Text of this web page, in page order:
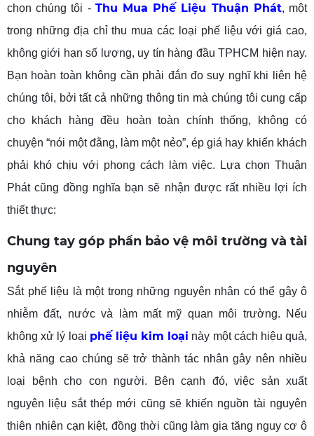
chọn chúng tôi - Thu Mua Phế Liệu Thuận Phát, một
trong những địa chỉ thu mua các loại phế liệu với giá cao,
không giới hạn số lượng, uy tín hàng đầu TPHCM hiện nay.
Bạn hoàn toàn không cần phải đắn đo suy nghĩ khi liên hệ
chúng tôi, bởi tất cả những thông tin mà chúng tôi cung cấp
cho khách hàng đều hoàn toàn chính thống, không có
chuyện “nói một đằng, làm một nẻo”, ép giá hay khiến khách
phải khó chịu với phong cách làm việc. Lựa chọn Thuận
Phát cũng đồng nghĩa bạn sẽ nhận được rất nhiều lợi ích
thiết thực:
Chung tay góp phần bảo vệ môi trường và tài
nguyên
Sắt phế liệu là một trong những nguyên nhân có thể gây ô
nhiễm đất, nước và làm mất mỹ quan môi trường. Nếu
không xử lý loại phế liệu kim loại này một cách hiệu quả,
khả năng cao chúng sẽ trở thành tác nhân gây nên nhiều
loại bệnh cho con người. Bên cạnh đó, việc sản xuất
nguyên liệu sắt thép mới cũng sẽ khiến nguồn tài nguyên
thiên nhiên cạn kiệt, đồng thời cũng làm gia tăng nguy cơ ô